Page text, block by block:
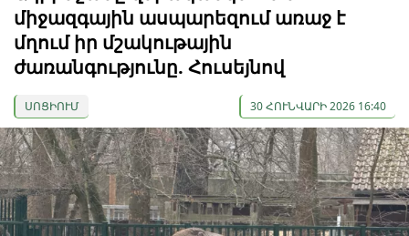
միջազգային ասպարեզում առաջ է
մղում իր մշակութային
ժառանգությունը. Հուսեյնով
ՍՈՑԻՈՒՄ 30 ՀՈՒՆՎԱՐԻ 2026 16:40